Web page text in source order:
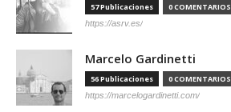
57 Publicaciones 0 COMENTARIOS
https://asrv.es/
Marcelo Gardinetti
56 Publicaciones 0 COMENTARIOS
https://marcelogardinetti.com/